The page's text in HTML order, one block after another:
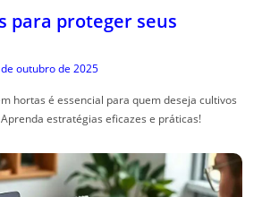
para proteger seus
outubro de 2025
hortas é essencial para quem deseja cultivos
estratégias eficazes e práticas!